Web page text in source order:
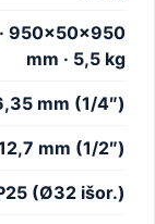
950×50×950
mm · 5,5 kg
mm (1/4″)
mm (1/2″)
(Ø32 išor.)